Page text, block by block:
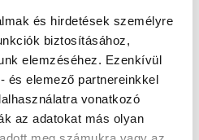
és hirdetések személyre
biztosításához,
elemzéséhez. Ezenkívül
és elemező partnereinkkel
vonatkozó
az adatokat más olyan